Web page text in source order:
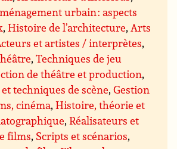
urbain : aspects
,Histoire de l’architecture,Arts
et artistes / interprètes,
,Techniques de jeu
de théâtre et production,
techniques de scène,Gestion
cinéma,Histoire, théorie et
,Réalisateurs et
films, Scripts et scénarios,